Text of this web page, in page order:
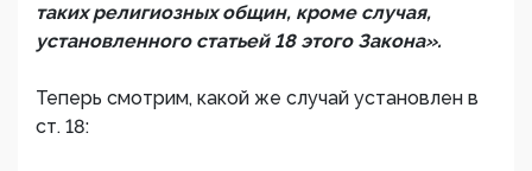
таких религиозных общин, кроме случая,
установленного статьей 18 этого Закона».
Теперь смотрим, какой же случай установлен в
ст. 18: